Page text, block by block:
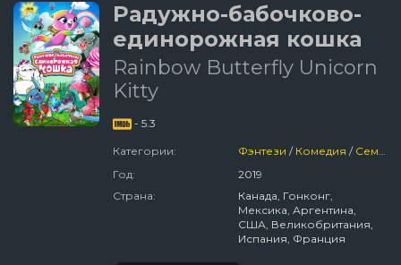
Радужно-бабочково-
единорожная кошка
Rainbow Butterfly Unicorn
Kitty
- 5.3
Категории: Фэнтези / Комедия / Семейный
Год:
2019
Страна:
Канада, Гонконг,
Мексика, Аргентина,
США, Великобритания,
Испания, Франция